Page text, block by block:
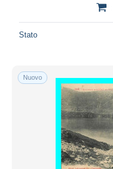
Stato
Nuovo